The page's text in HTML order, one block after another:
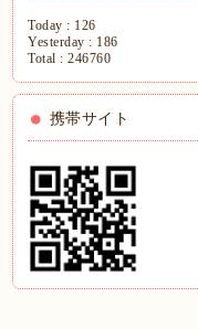
Today : 126
Yesterday : 186
Total :246760
携帯サイト